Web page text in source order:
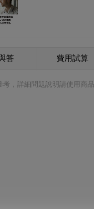
答 費用試算
考，詳細問題說明請使用商